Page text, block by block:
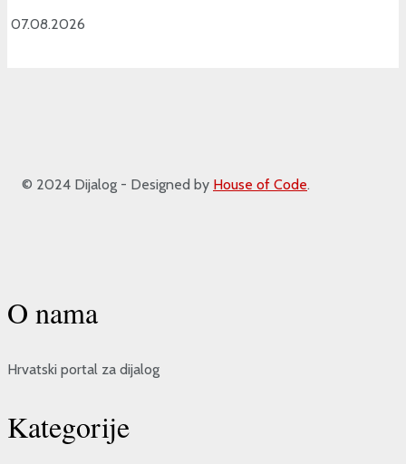
07.08.2026
© 2024 Dijalog - Designed by House of Code.
O nama
Hrvatski portal za dijalog
Kategorije